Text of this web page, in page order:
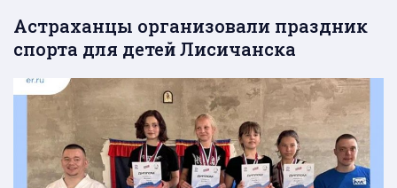
Астраханцы организовали праздник
спорта для детей Лисичанска